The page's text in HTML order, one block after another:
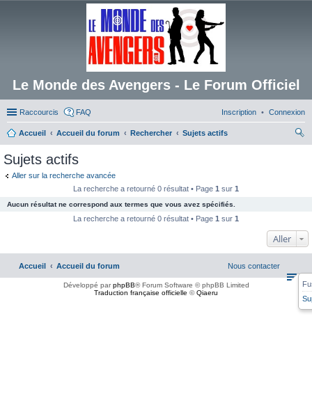
Le Monde des Avengers - Le Forum Officiel
Raccourcis FAQ Connexion
Inscription
Accueil Accueil du forum Rechercher
Sujets actifs
Sujets actifs
Aller sur la recherche avancée
La recherche a retourné 0 résultat • Page 1 sur 1
Aucun résultat ne correspond aux termes que vous avez spécifiés.
La recherche a retourné 0 résultat • Page 1 sur 1
Aller
Accueil Accueil du forum Nous contacter
Développé parphpBB® Forum Software © phpBB Limited
Traduction française officielle ©Qiaeru